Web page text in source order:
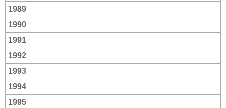
1989
1990
1991
1992
1993
1994
1995